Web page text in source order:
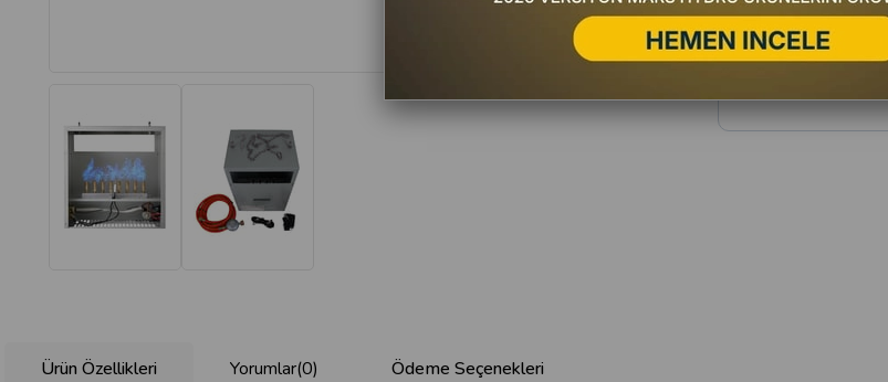
Ürün Özellikleri Yorumlar(0) Ödeme Seçenekleri